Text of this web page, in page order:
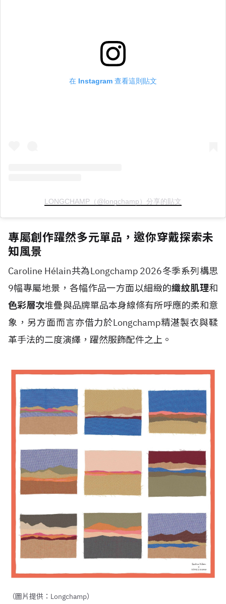
在 Instagram 查看這則貼文
LONGCHAMP（@longchamp）分享的貼文
專屬創作躍然多元單品，邀你穿戴探索未
知風景
Caroline Hélain共為Longchamp 2026冬季系列構思
9幅專屬地景，各幅作品一方面以細緻的織紋肌理和
色彩層次堆疊與品牌單品本身線條有所呼應的柔和意
象，另方面而言亦借力於Longchamp精湛製衣與鞣
革手法的二度演繹，躍然服飾配件之上。
（圖片提供：Longchamp）